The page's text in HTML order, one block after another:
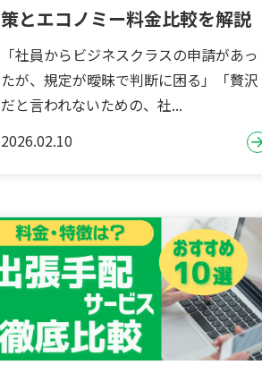
策とエコノミー料金比較を解説
「社員からビジネスクラスの申請があっ
たが、規定が曖昧で判断に困る」「贅沢
だと言われないための、社...
2026.02.10